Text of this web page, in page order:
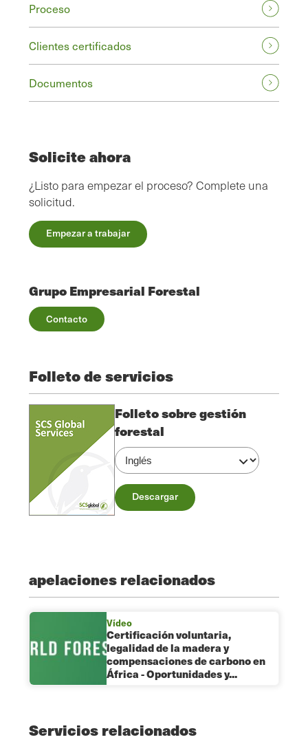
Proceso
Clientes certificados
Documentos
Solicite ahora
¿Listo para empezar el proceso? Complete una
solicitud.
Empezar a trabajar
Grupo Empresarial Forestal
Contacto
Folleto de servicios
Folleto sobre gestión
forestal
Descargar
apelaciones relacionados
Vídeo
Certificación voluntaria,
legalidad de la madera y
compensaciones de carbono en
África - Oportunidades y...
Servicios relacionados